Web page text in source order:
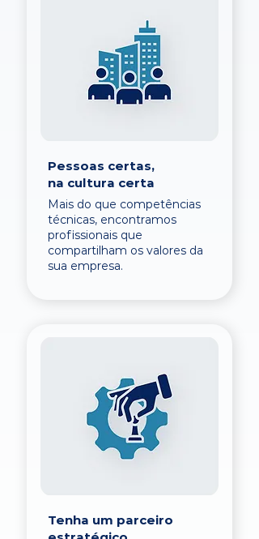
Pessoas certas,
na cultura certa
Mais do que competências
técnicas, encontramos
profissionais que
compartilham os valores da
sua empresa.
Tenha um parceiro